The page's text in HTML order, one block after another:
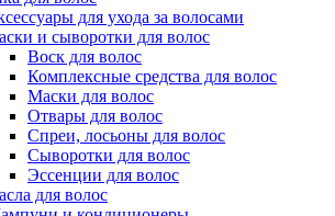
для ухода за волосами
и сыворотки для волос
Воск для волос
Комплексные средства для волос
Маски для волос
Отвары для волос
Спреи, лосьоны для волос
Сыворотки для волос
Эссенции для волос
для волос